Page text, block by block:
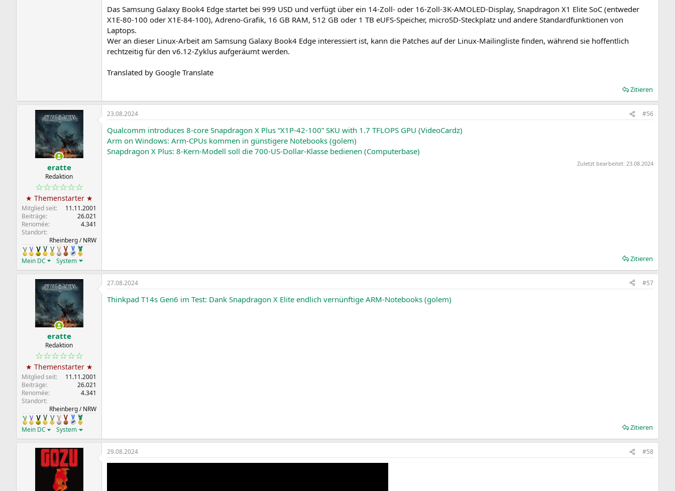
Das Samsung Galaxy Book4 Edge startet bei 999 USD und verfügt über ein 14-Zoll- oder 16-Zoll-3K-AMOLED-Display, Snapdragon X1 Elite SoC (entweder
X1E-80-100 oder X1E-84-100), Adreno-Grafik, 16 GB RAM, 512 GB oder 1 TB eUFS-Speicher, microSD-Steckplatz und andere Standardfunktionen von
Laptops.
Wer an dieser Linux-Arbeit am Samsung Galaxy Book4 Edge interessiert ist, kann die Patches auf der Linux-Mailingliste finden, während sie hoffentlich
rechtzeitig für den v6.12-Zyklus aufgeräumt werden.
Translated by Google Translate
Zitieren
eratte
Redaktion
☆☆☆☆☆☆
★ Themenstarter ★
Mitglied seit
11.11.2001
Beiträge
26.021
Renomée
4.341
Standort
Rheinberg / NRW
Mein DC System
23.08.2024 #56
Qualcomm introduces 8-core Snapdragon X Plus “X1P-42-100” SKU with 1.7 TFLOPS GPU (VideoCardz)
Arm on Windows: Arm-CPUs kommen in günstigere Notebooks (golem)
Snapdragon X Plus: 8-Kern-Modell soll die 700-US-Dollar-Klasse bedienen (Computerbase)
Zuletzt bearbeitet: 23.08.2024
Zitieren
eratte
Redaktion
☆☆☆☆☆☆
★ Themenstarter ★
Mitglied seit
11.11.2001
Beiträge
26.021
Renomée
4.341
Standort
Rheinberg / NRW
Mein DC System
27.08.2024 #57
Thinkpad T14s Gen6 im Test: Dank Snapdragon X Elite endlich vernünftige ARM-Notebooks (golem)
Zitieren
29.08.2024 #58